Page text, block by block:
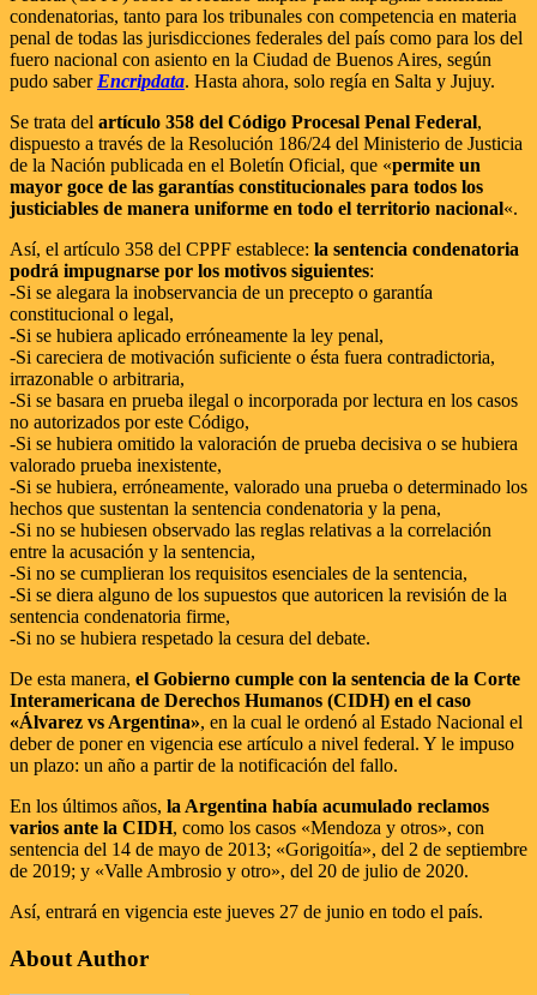
condenatorias, tanto para los tribunales con competencia en materia
penal de todas las jurisdicciones federales del país como para los del
fuero nacional con asiento en la Ciudad de Buenos Aires, según
pudo saber Encripdata. Hasta ahora, solo regía en Salta y Jujuy.
Se trata del artículo 358 del Código Procesal Penal Federal,
dispuesto a través de la Resolución 186/24 del Ministerio de Justicia
de la Nación publicada en el Boletín Oficial, que «permite un
mayor goce de las garantías constitucionales para todos los
justiciables de manera uniforme en todo el territorio nacional«.
Así, el artículo 358 del CPPF establece: la sentencia condenatoria
podrá impugnarse por los motivos siguientes:
-Si se alegara la inobservancia de un precepto o garantía
constitucional o legal,
-Si se hubiera aplicado erróneamente la ley penal,
-Si careciera de motivación suficiente o ésta fuera contradictoria,
irrazonable o arbitraria,
-Si se basara en prueba ilegal o incorporada por lectura en los casos
no autorizados por este Código,
-Si se hubiera omitido la valoración de prueba decisiva o se hubiera
valorado prueba inexistente,
-Si se hubiera, erróneamente, valorado una prueba o determinado los
hechos que sustentan la sentencia condenatoria y la pena,
-Si no se hubiesen observado las reglas relativas a la correlación
entre la acusación y la sentencia,
-Si no se cumplieran los requisitos esenciales de la sentencia,
-Si se diera alguno de los supuestos que autoricen la revisión de la
sentencia condenatoria firme,
-Si no se hubiera respetado la cesura del debate.
De esta manera, el Gobierno cumple con la sentencia de la Corte
Interamericana de Derechos Humanos (CIDH) en el caso
«Álvarez vs Argentina», en la cual le ordenó al Estado Nacional el
deber de poner en vigencia ese artículo a nivel federal. Y le impuso
un plazo: un año a partir de la notificación del fallo.
En los últimos años, la Argentina había acumulado reclamos
varios ante la CIDH, como los casos «Mendoza y otros», con
sentencia del 14 de mayo de 2013; «Gorigoitía», del 2 de septiembre
de 2019; y «Valle Ambrosio y otro», del 20 de julio de 2020.
Así, entrará en vigencia este jueves 27 de junio en todo el país.
About Author